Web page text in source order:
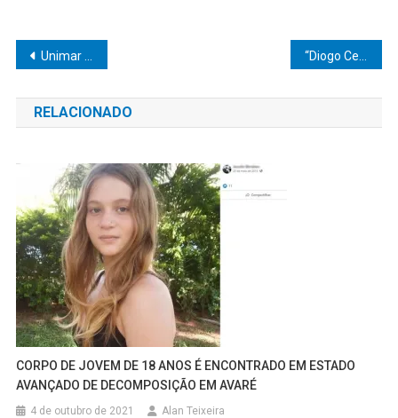
Navegação
de
Post
Unimar se consolida como referência nacional ao levar a maior delegação de mestrandos e doutorandos ao XXXII CONPEDI
RELACIONADO
CORPO DE JOVEM DE 18 ANOS É ENCONTRADO EM ESTADO
AVANÇADO DE DECOMPOSIÇÃO EM AVARÉ
4 de outubro de 2021 Alan Teixeira